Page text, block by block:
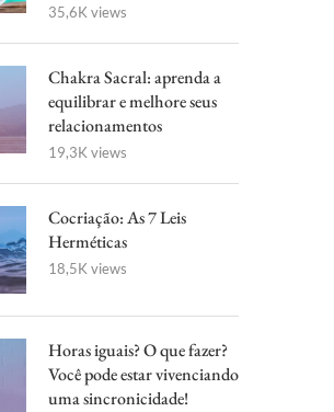
35,6K views
Chakra Sacral: aprenda a
equilibrar e melhore seus
relacionamentos
19,3K views
Cocriação: As 7 Leis
Herméticas
18,5K views
Horas iguais? O que fazer?
Você pode estar vivenciando
uma sincronicidade!